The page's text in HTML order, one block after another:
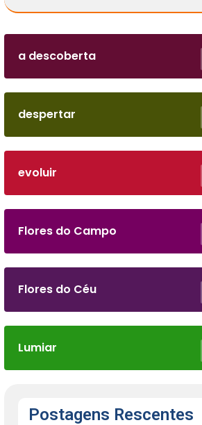
a descoberta
despertar
evoluir
Flores do Campo
Flores do Céu
Lumiar
Postagens Rescentes